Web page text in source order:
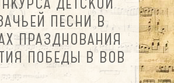
ПЕСНИ В
ПРАЗДНОВАНИЯ
ПОБЕДЫ В ВОВ